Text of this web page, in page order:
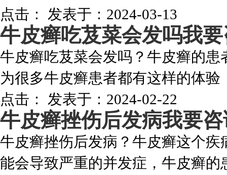
点击：
发表于：2024-03-13
牛皮癣吃芨菜会发吗我
牛皮癣吃芨菜会发吗？牛皮癣的
为很多牛皮癣患者都有这样的体
点击：
发表于：2024-02-22
牛皮癣挫伤后发病我要
牛皮癣挫伤后发病？牛皮癣这个
能会导致严重的并发症，牛皮癣的